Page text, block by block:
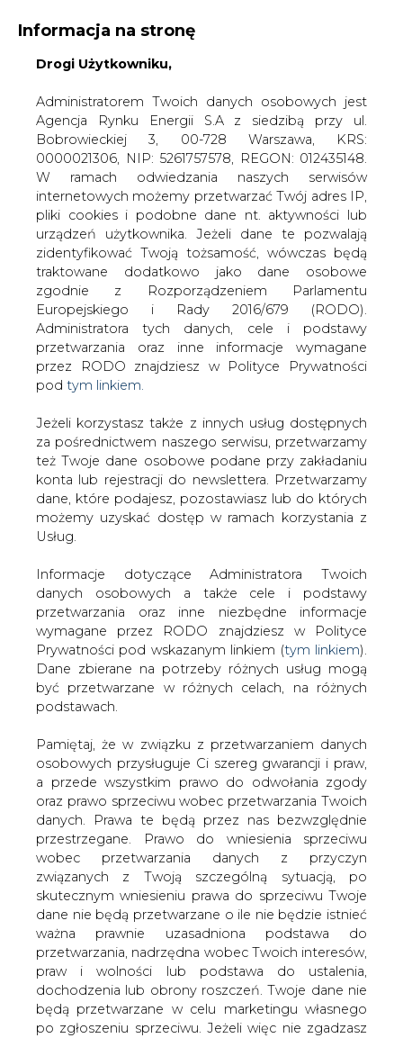
KONTAKT:
WYDAWCA PORTALU:
WYSOKI KONTRAST A A
ZALOGUJ SIĘ
WŁĄCZ CIRE.TV
Informacja na stronę
Drogi Użytkowniku,
Administratorem Twoich danych osobowych jest
Agencja Rynku Energii S.A z siedzibą przy ul.
Bobrowieckiej 3, 00-728 Warszawa, KRS:
0000021306, NIP: 5261757578, REGON: 012435148.
W ramach odwiedzania naszych serwisów
internetowych możemy przetwarzać Twój adres IP,
pliki cookies i podobne dane nt. aktywności lub
urządzeń użytkownika. Jeżeli dane te pozwalają
zidentyfikować Twoją tożsamość, wówczas będą
traktowane dodatkowo jako dane osobowe
zgodnie z Rozporządzeniem Parlamentu
Europejskiego i Rady 2016/679 (RODO).
Administratora tych danych, cele i podstawy
przetwarzania oraz inne informacje wymagane
przez RODO znajdziesz w Polityce Prywatności
pod tym linkiem.
Jeżeli korzystasz także z innych usług dostępnych
za pośrednictwem naszego serwisu, przetwarzamy
też Twoje dane osobowe podane przy zakładaniu
konta lub rejestracji do newslettera. Przetwarzamy
dane, które podajesz, pozostawiasz lub do których
możemy uzyskać dostęp w ramach korzystania z
Usług.
Informacje dotyczące Administratora Twoich
danych osobowych a także cele i podstawy
przetwarzania oraz inne niezbędne informacje
wymagane przez RODO znajdziesz w Polityce
Prywatności pod wskazanym linkiem (tym linkiem).
Dane zbierane na potrzeby różnych usług mogą
być przetwarzane w różnych celach, na różnych
podstawach.
Pamiętaj, że w związku z przetwarzaniem danych
osobowych przysługuje Ci szereg gwarancji i praw,
a przede wszystkim prawo do odwołania zgody
oraz prawo sprzeciwu wobec przetwarzania Twoich
danych. Prawa te będą przez nas bezwzględnie
przestrzegane. Prawo do wniesienia sprzeciwu
wobec przetwarzania danych z przyczyn
związanych z Twoją szczególną sytuacją, po
skutecznym wniesieniu prawa do sprzeciwu Twoje
dane nie będą przetwarzane o ile nie będzie istnieć
ważna prawnie uzasadniona podstawa do
przetwarzania, nadrzędna wobec Twoich interesów,
praw i wolności lub podstawa do ustalenia,
dochodzenia lub obrony roszczeń. Twoje dane nie
będą przetwarzane w celu marketingu własnego
po zgłoszeniu sprzeciwu. Jeżeli więc nie zgadzasz
Strona główna CIEPŁOWNICTWO
Veolia Energia
Warszawa i Metro Warszawskie chcą odzyskiwać ciepło
z podziemnej infrastruktury metra
2022-12-13 18:00
drukuj
skomentuj
udostępnij:
Veolia Energia Warszawa i Metro
Warszawskie chcą odzyskiwać
ciepło z podziemnej infrastruktury
metra